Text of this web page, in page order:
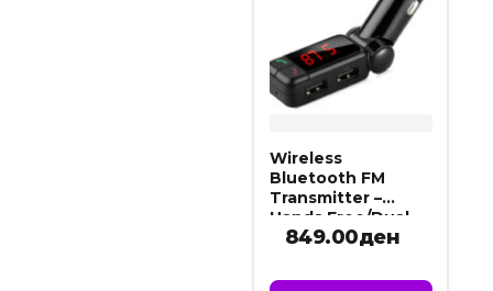
Wireless
Bluetooth FM
Transmitter –
Hands Free/Dual
Charger w/LCD
849.00ден